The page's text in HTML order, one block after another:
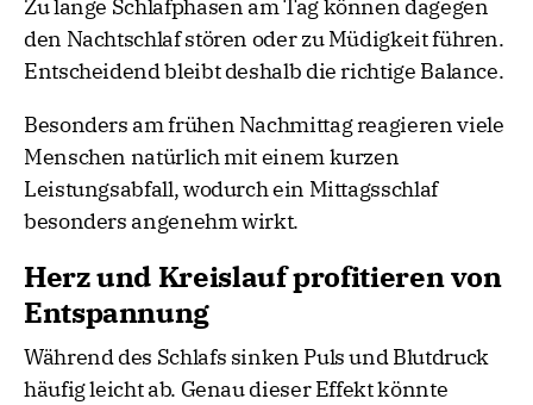
Zu lange Schlafphasen am Tag können dagegen
den Nachtschlaf stören oder zu Müdigkeit führen.
Entscheidend bleibt deshalb die richtige Balance.
Besonders am frühen Nachmittag reagieren viele
Menschen natürlich mit einem kurzen
Leistungsabfall, wodurch ein Mittagsschlaf
besonders angenehm wirkt.
Herz und Kreislauf profitieren von
Entspannung
Während des Schlafs sinken Puls und Blutdruck
häufig leicht ab. Genau dieser Effekt könnte